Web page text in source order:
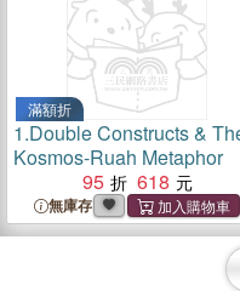
滿額折
1.Double Constructs &
Kosmos-Ruah Metaphor
95
618
無庫存